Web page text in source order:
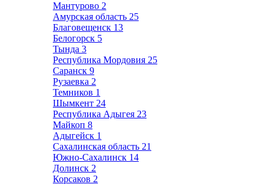
Мантурово 2
Амурская область 25
Благовещенск 13
Белогорск 5
Тында 3
Республика Мордовия 25
Саранск 9
Рузаевка 2
Темников 1
Шымкент 24
Республика Адыгея 23
Майкоп 8
Адыгейск 1
Сахалинская область 21
Южно-Сахалинск 14
Долинск 2
Корсаков 2